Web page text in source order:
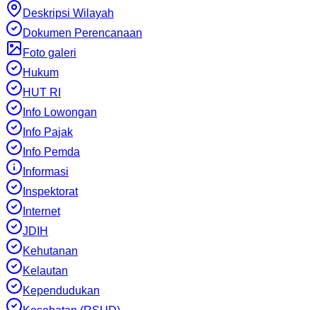
Deskripsi Wilayah
Dokumen Perencanaan
Foto galeri
Hukum
HUT RI
Info Lowongan
Info Pajak
Info Pemda
Informasi
Inspektorat
Internet
JDIH
Kehutanan
Kelautan
Kependudukan